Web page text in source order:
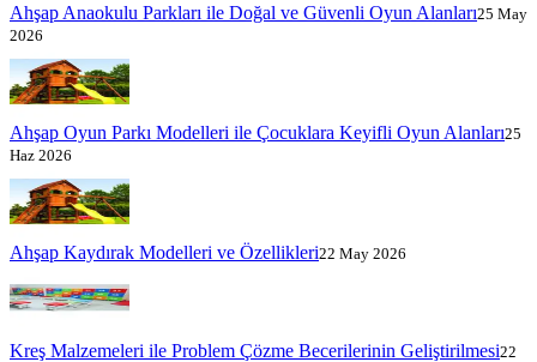
Ahşap Anaokulu Parkları ile Doğal ve Güvenli Oyun Alanları25 May
2026
Ahşap Oyun Parkı Modelleri ile Çocuklara Keyifli Oyun Alanları25
Haz 2026
Ahşap Kaydırak Modelleri ve Özellikleri22 May 2026
Kreş Malzemeleri ile Problem Çözme Becerilerinin Geliştirilmesi22